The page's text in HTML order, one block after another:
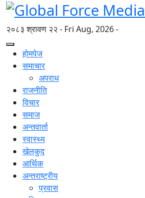
२०८३ श्रावण २२ - Fri Aug, 2026 -
होमपेज
समाचार
अपराध
राजनीति
विचार
समाज
अन्तवार्ता
स्वास्थ्य
खेलकुद
आर्थिक
अन्तराष्ट्रीय
प्रवास